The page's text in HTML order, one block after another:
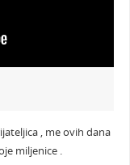
, me ovih dana
miljenice .